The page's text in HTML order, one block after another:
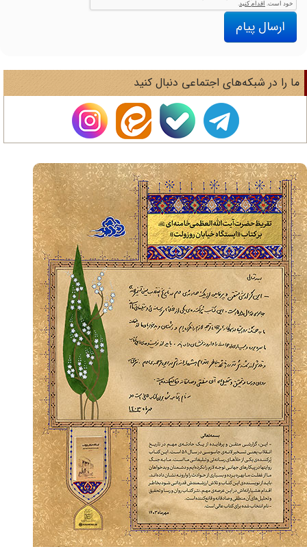
ارسال پیام
را در شبکه‌های اجتماعی دنبال کنید